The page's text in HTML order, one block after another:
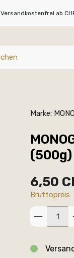
Versandkostenfrei ab
Marke:
(500g)
6,50
Bruttopreis